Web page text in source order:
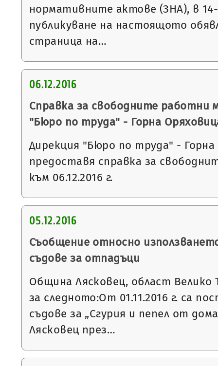
нормативните актове (ЗНА), в
публикуване на настоящото
страница на…
06.12.2016
Справка за свободните работни
"Бюро по труда" - Горна
Дирекция "Бюро по труда" -
предоставя справка за
към 06.12.2016 г.
05.12.2016
Съобщение относно
съдове за отпадъци
Община Лясковец, област Велико
за следното:От 01.11.2016 г. са
съдове за „Сгурия и пепел от
Лясковец през…